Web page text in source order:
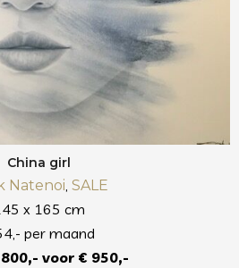
China girl
Natenoi SALE
x 165 cm
per maand
voor € 950,-